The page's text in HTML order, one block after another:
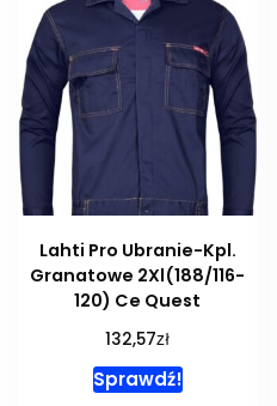
Lahti Pro Ubranie-Kpl.
Granatowe 2Xl(188/116-
120) Ce Quest
132,57zł
Sprawdź!